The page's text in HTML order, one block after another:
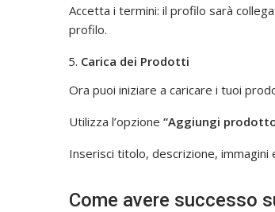
Accetta i termini: il profilo sarà
profilo.
Carica dei Prodotti
Ora puoi iniziare a caricare i tuoi
Utilizza l’opzione “Aggiungi
Inserisci titolo, descrizione, immagini
Come avere successo